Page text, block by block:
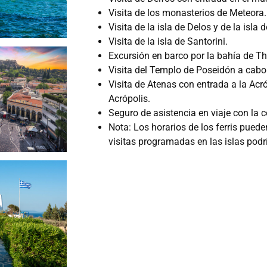
Visita de los monasterios de Meteora.
Visita de la isla de Delos y de la isla
Visita de la isla de Santorini.
Excursión en barco por la bahía de
Visita del Templo de Poseidón a
Visita de Atenas con entrada a la
Acrópolis.
Seguro de asistencia en viaje con la
Nota: Los horarios de los ferris
visitas programadas en las islas